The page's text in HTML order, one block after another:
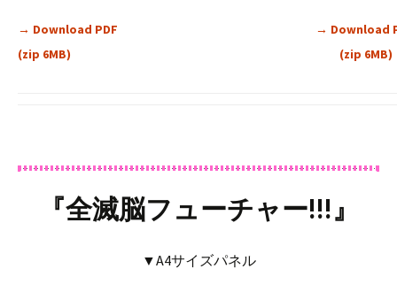
→ Download PDF
(zip 6MB)
→ Download
(zip 6MB)
『全滅脳フューチャー!!!』
▼A4サイズパネル